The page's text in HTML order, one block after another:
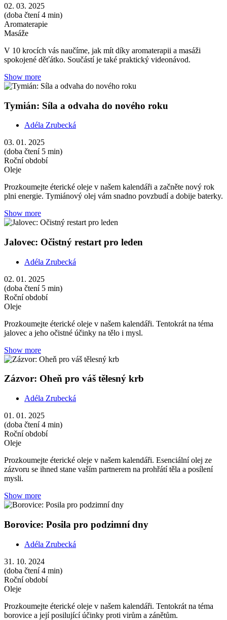
02. 03. 2025
(doba čtení 4 min)
Aromaterapie
Masáže
V 10 krocích vás naučíme, jak mít díky aromaterapii a masáži
spokojené děťátko. Součástí je také praktický videonávod.
Show more
Tymián: Síla a odvaha do nového roku
Adéla Zrubecká
03. 01. 2025
(doba čtení 5 min)
Roční období
Oleje
Prozkoumejte éterické oleje v našem kalendáři a začněte nový rok
plni energie. Tymiánový olej vám snadno povzbudí a dobije baterky.
Show more
Jalovec: Očistný restart pro leden
Adéla Zrubecká
02. 01. 2025
(doba čtení 5 min)
Roční období
Oleje
Prozkoumejte éterické oleje v našem kalendáři. Tentokrát na téma
jalovec a jeho očistné účinky na tělo i mysl.
Show more
Zázvor: Oheň pro váš tělesný krb
Adéla Zrubecká
01. 01. 2025
(doba čtení 4 min)
Roční období
Oleje
Prozkoumejte éterické oleje v našem kalendáři. Esenciální olej ze
zázvoru se ihned stane vaším partnerem na prohřátí těla a posílení
mysli.
Show more
Borovice: Posila pro podzimní dny
Adéla Zrubecká
31. 10. 2024
(doba čtení 4 min)
Roční období
Oleje
Prozkoumejte éterické oleje v našem kalendáři. Tentokrát na téma
borovice a její posilující účinky proti virům a zánětům.